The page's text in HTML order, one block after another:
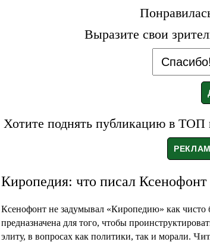
Выразите свои
Хотите поднять публикацию в ТОП
Киропедия: что писал
Ксенофонт не задумывал «Киропедию» как чисто
предназначена для того, чтобы
элиту, в вопросах как политики, так и морали.